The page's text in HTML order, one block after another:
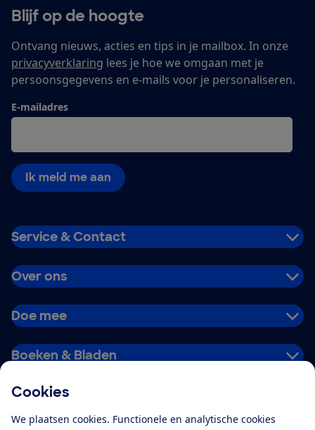
Cookies
We plaatsen cookies. Functionele en analytische cookies
Blijf op de hoogte
Ontvang nieuws, acties en tips in je mailbox. In onze
privacyverklaring lees je hoe we omgaan met je
persoonsgegevens en e-mails voor je personaliseren.
E-mailadres
Ik meld me aan
Service & Contact
Over ons
Doe mee
Boeken & Bladen